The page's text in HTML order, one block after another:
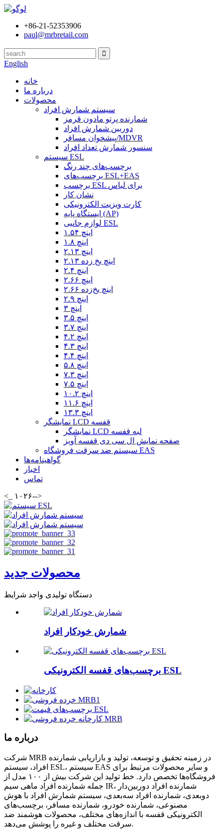
‎+86-21-52353906‎
paul@mrbretail.com
English
خانه
درباره ما
محصولات
سیستم شمارش افراد
شمارنده پرتو مادون قرمز
دوربین شمارش افراد
پیشخوان مسافر/MDVR
سنسور شمارش تعداد افراد
سیستم ESL
برچسب‌های چند رنگ
برچسب‌های ESL+EAS
برچسب ESL برای لباس
نشان کار
کارت ویزیت الکترونیکی
ایستگاه پایه (AP)
لوازم جانبی ESL
۱.۵۴ اینچ
۱.۸ اینچ
۲.۱۳ اینچ
۲.۱۳ اینچ یخ زده
۲.۴ اینچ
۲.۶۶ اینچ
۲.۶۶ اینچ یخ‌زده
۲.۹ اینچ
۳ اینچ
۳.۵ اینچ
۳.۷ اینچ
۴.۲ اینچ
۴.۳ اینچ
۴.۴ اینچ
۵.۸ اینچ
۷.۳ اینچ
۷.۵ اینچ
۱۰.۲ اینچ
۱۱.۶ اینچ
۱۳.۳ اینچ
نمایشگر LCD قفسه
نمایشگر LCD لبه قفسه
صفحه نمایش ال سی دی قفسه آویز
سیستم ضد سرقت فروشگاه EAS
گواهینامه‌ها
اخبار
تماس
<_ ۱۰۲۶-->
محصولات جدید
دستگاه تولیدی واجد شرایط
شمارش خودکار افراد
برچسب‌های قفسه الکترونیکی ESL
درباره ما
شرکت MRB در زمینه تحقیق و توسعه، تولید و بازاریابی شمارنده
افراد، سیستم ESL، سیستم EAS و سایر محصولات مرتبط برای
فروشگاه‌ها تخصص دارد. خط تولید این شرکت بیش از ۱۰۰ مدل از
جمله شمارنده افراد ماهی سیم IR، شمارنده افراد دوربین‌دار
دوبعدی، شمارنده افراد سه‌بعدی، سیستم شمارش افراد با هوش
مصنوعی، شمارنده خودرو، شمارنده مسافر، برچسب‌های
الکترونیکی قفسه با اندازه‌های مختلف، محصولات هوشمند ضد
سرقت مختلف و غیره را پوشش می‌دهد.